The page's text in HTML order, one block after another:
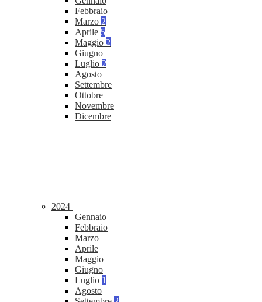
Febbraio
Marzo 2
Aprile 5
Maggio 2
Giugno
Luglio 2
Agosto
Settembre
Ottobre
Novembre
Dicembre
2024
Gennaio
Febbraio
Marzo
Aprile
Maggio
Giugno
Luglio 1
Agosto